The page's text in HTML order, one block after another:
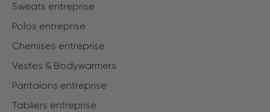
Sweats entreprise
Polos entreprise
Chemises entreprise
Vestes & Bodywarmers
Pantalons entreprise
Tabliers entreprise